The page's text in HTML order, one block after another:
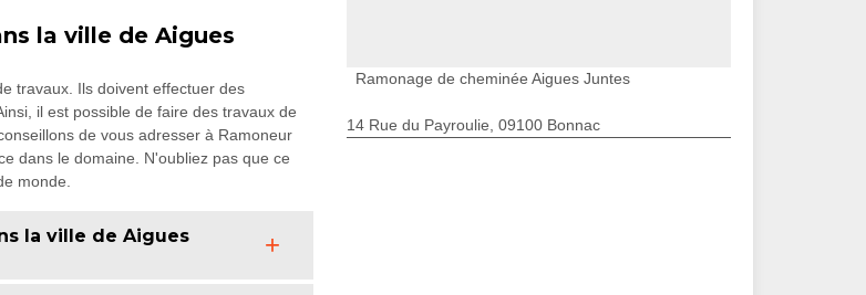
la ville de Aigues
travaux. Ils doivent effectuer des
il est possible de faire des travaux de
de vous adresser à Ramoneur
dans le domaine. N'oubliez pas que ce
monde.
la ville de Aigues
Ramonage de cheminée Aigues Juntes
14 Rue du Payroulie, 09100 Bonnac